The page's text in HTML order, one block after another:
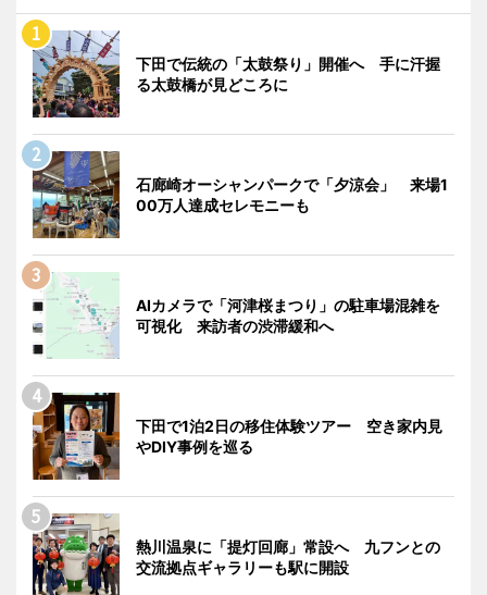
下田で伝統の「太鼓祭り」開催へ 手に汗握
る太鼓橋が見どころに
石廊崎オーシャンパークで「夕涼会」 来場1
00万人達成セレモニーも
AIカメラで「河津桜まつり」の駐車場混雑を
可視化 来訪者の渋滞緩和へ
下田で1泊2日の移住体験ツアー 空き家内見
やDIY事例を巡る
熱川温泉に「提灯回廊」常設へ 九フンとの
交流拠点ギャラリーも駅に開設